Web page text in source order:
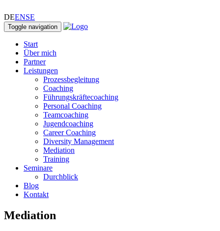
DEENSE
Toggle navigation
Start
Über mich
Partner
Leistungen
Prozessbegleitung
Coaching
Führungskräftecoaching
Personal Coaching
Teamcoaching
Jugendcoaching
Career Coaching
Diversity Management
Mediation
Training
Seminare
Durchblick
Blog
Kontakt
Mediation